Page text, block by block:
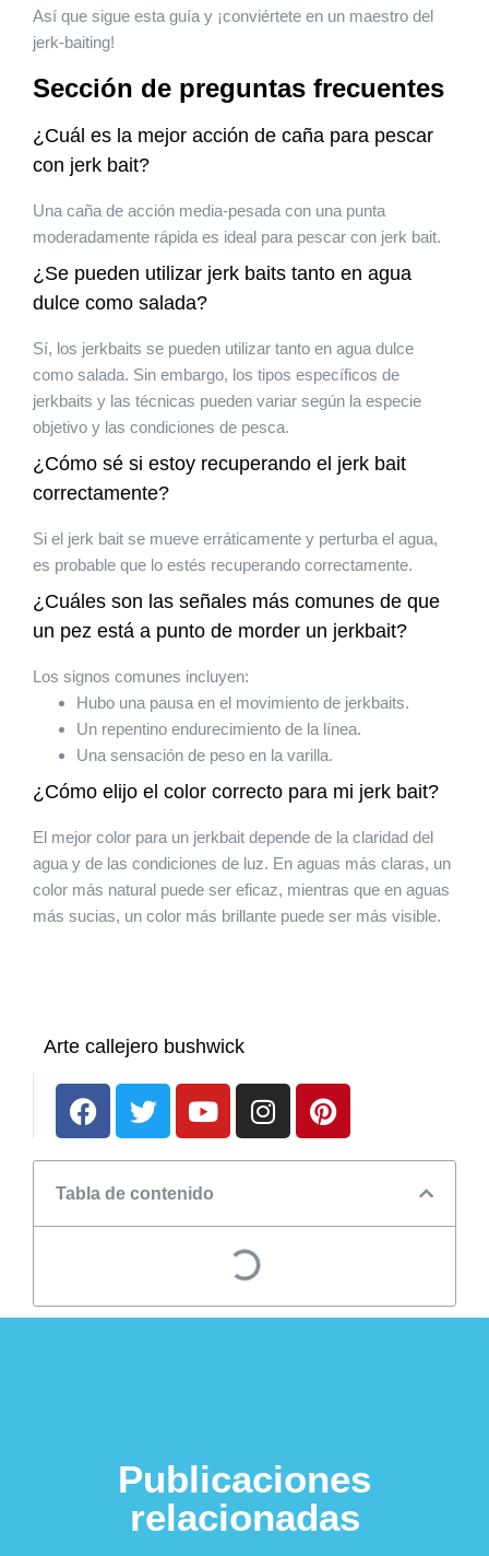
Así que sigue esta guía y ¡conviértete en un maestro del
jerk-baiting!
Sección de preguntas frecuentes
¿Cuál es la mejor acción de caña para pescar
con jerk bait?
Una caña de acción media-pesada con una punta
moderadamente rápida es ideal para pescar con jerk bait.
¿Se pueden utilizar jerk baits tanto en agua
dulce como salada?
Sí, los jerkbaits se pueden utilizar tanto en agua dulce
como salada. Sin embargo, los tipos específicos de
jerkbaits y las técnicas pueden variar según la especie
objetivo y las condiciones de pesca.
¿Cómo sé si estoy recuperando el jerk bait
correctamente?
Si el jerk bait se mueve erráticamente y perturba el agua,
es probable que lo estés recuperando correctamente.
¿Cuáles son las señales más comunes de que
un pez está a punto de morder un jerkbait?
Los signos comunes incluyen:
Hubo una pausa en el movimiento de jerkbaits.
Un repentino endurecimiento de la línea.
Una sensación de peso en la varilla.
¿Cómo elijo el color correcto para mi jerk bait?
El mejor color para un jerkbait depende de la claridad del
agua y de las condiciones de luz. En aguas más claras, un
color más natural puede ser eficaz, mientras que en aguas
más sucias, un color más brillante puede ser más visible.
Arte callejero bushwick
Tabla de contenido
Publicaciones
relacionadas